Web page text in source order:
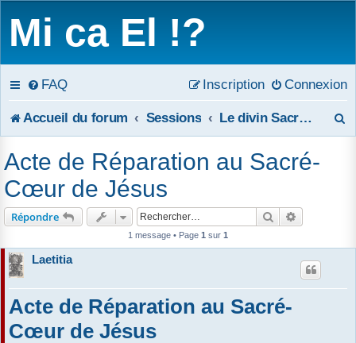
Mi ca El !?
FAQ Connexion
Inscription
Accueil du forum Sessions Le divin Sacré-Coeur de Jésus
c
Acte de Réparation au Sacré-
Cœur de Jésus
Répondre Rechercher
1 message • Page 1 sur 1
Laetitia
Acte de Réparation au Sacré-
Cœur de Jésus